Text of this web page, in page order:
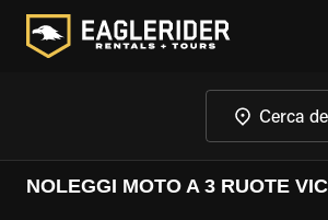
NOLEGGI MOTO A 3 RUOTE